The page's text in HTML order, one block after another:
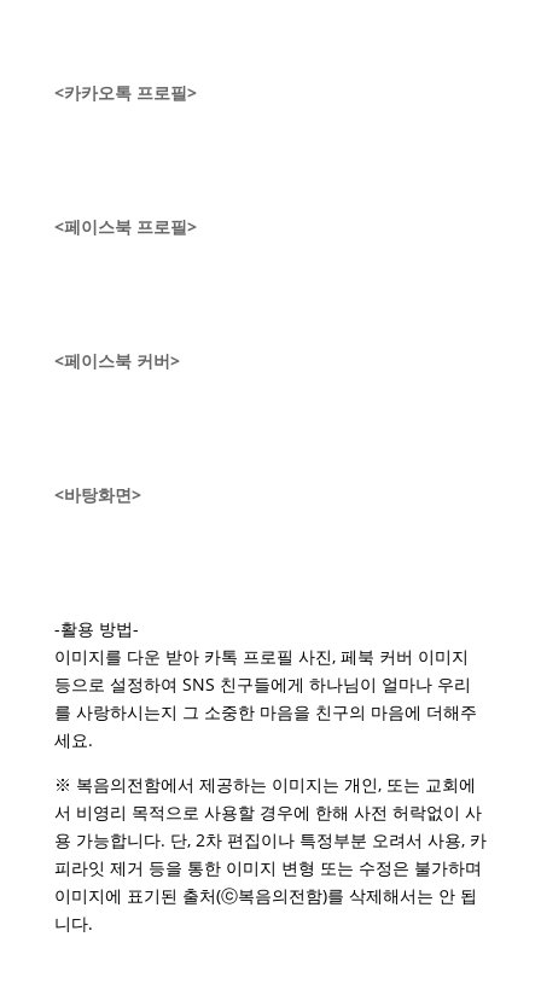
<카카오톡 프로필>
<페이스북 프로필>
<페이스북 커버>
<바탕화면>
-활용 방법-
이미지를 다운 받아 카톡 프로필 사진, 페북 커버 이미지
등으로 설정하여 SNS 친구들에게 하나님이 얼마나 우리
를 사랑하시는지 그 소중한 마음을 친구의 마음에 더해주
세요.
※ 복음의전함에서 제공하는 이미지는 개인, 또는 교회에
서 비영리 목적으로 사용할 경우에 한해 사전 허락없이 사
용 가능합니다. 단, 2차 편집이나 특정부분 오려서 사용, 카
피라잇 제거 등을 통한 이미지 변형 또는 수정은 불가하며
이미지에 표기된 출처(ⓒ복음의전함)를 삭제해서는 안 됩
니다.